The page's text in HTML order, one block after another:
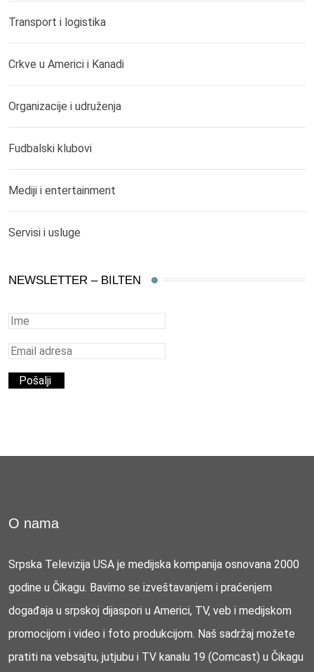
Transport i logistika
Crkve u Americi i Kanadi
Organizacije i udruženja
Fudbalski klubovi
Mediji i entertainment
Servisi i usluge
NEWSLETTER – BILTEN
O nama
Srpska Televizija USA je medijska kompanija osnovana 2000
godine u Čikagu. Bavimo se izveštavanjem i praćenjem
događaja u srpskoj dijaspori u Americi, TV, veb i medijskom
promocijom i video i foto produkcijom. Naš sadržaj možete
pratiti na vebsajtu, jutjubu i TV kanalu 19 (Comcast) u Čikagu